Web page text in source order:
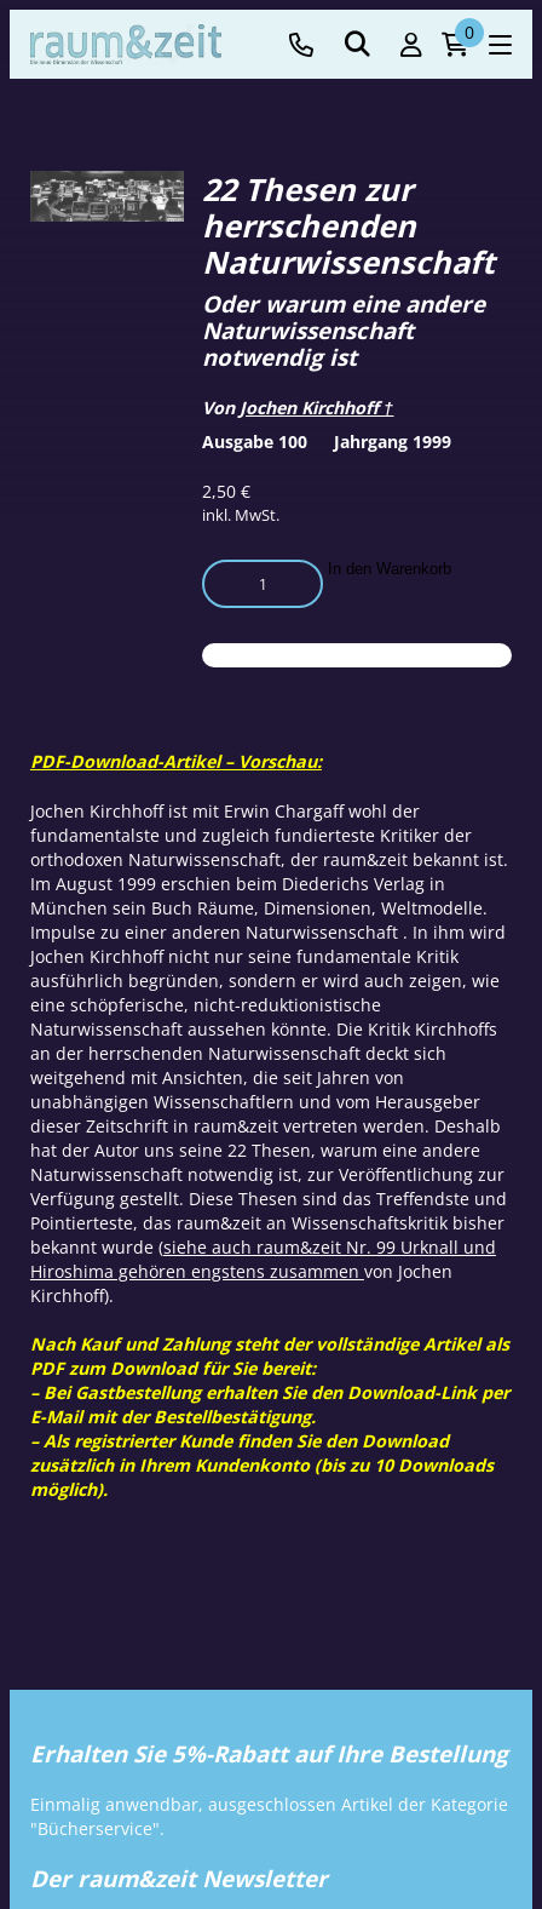
0
22 Thesen zur
herrschenden
Naturwissenschaft
2,50€
inkl. MwSt.
Oder warum eine andere
Naturwissenschaft
notwendig ist
Von Jochen Kirchhoff †
22
Thesen
herrschenden
Naturwissenschaft
In den Warenkorb
Ausgabe 100 Jahrgang 1999
PDF-Download-Artikel – Vorschau:
Jochen Kirchhoff ist mit Erwin Chargaff wohl der
fundamentalste und zugleich fundierteste Kritiker der
orthodoxen Naturwissenschaft, der raum&zeit bekannt ist.
Im August 1999 erschien beim Diederichs Verlag in
München sein Buch Räume, Dimensionen, Weltmodelle.
Impulse zu einer anderen Naturwissenschaft . In ihm wird
Jochen Kirchhoff nicht nur seine fundamentale Kritik
ausführlich begründen, sondern er wird auch zeigen, wie
eine schöpferische, nicht-reduktionistische
Naturwissenschaft aussehen könnte. Die Kritik Kirchhoffs
an der herrschenden Naturwissenschaft deckt sich
weitgehend mit Ansichten, die seit Jahren von
unabhängigen Wissenschaftlern und vom Herausgeber
dieser Zeitschrift in raum&zeit vertreten werden. Deshalb
hat der Autor uns seine 22 Thesen, warum eine andere
Naturwissenschaft notwendig ist, zur Veröffentlichung zur
Verfügung gestellt. Diese Thesen sind das Treffendste und
Pointierteste, das raum&zeit an Wissenschaftskritik bisher
bekannt wurde (siehe auch raum&zeit Nr. 99 Urknall und
Hiroshima gehören engstens zusammen von Jochen
Kirchhoff).
Nach Kauf und Zahlung steht der vollständige Artikel als
PDF zum Download für Sie bereit:
– Bei Gastbestellung erhalten Sie den Download-Link per
E-Mail mit der Bestellbestätigung.
– Als registrierter Kunde finden Sie den Download
zusätzlich in Ihrem Kundenkonto (bis zu 10 Downloads
möglich).
Erhalten Sie 5%-Rabatt auf Ihre Bestellung
Einmalig anwendbar, ausgeschlossen Artikel der Kategorie
"Bücherservice".
Der raum&zeit Newsletter